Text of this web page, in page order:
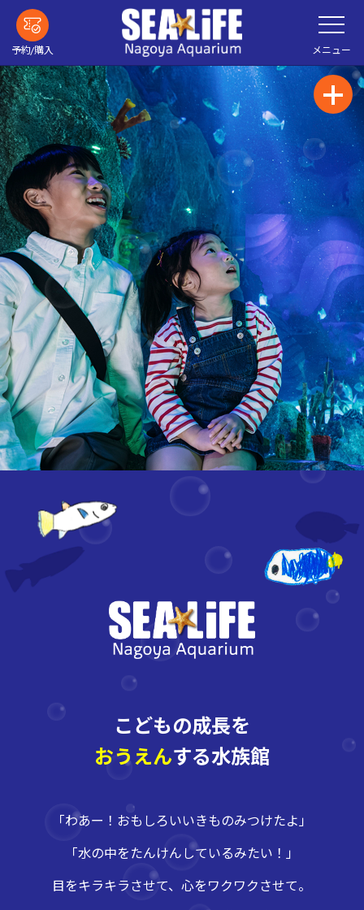
コ
ン
テ
ン
ツ
へ
予約/購入
メ
ニ
ュ
ー
を
開
く
メニュー
フ
水
こどもの成長を
おうえんする水族館
「わあー！おもしろいいきものみつけたよ」
「水の中をたんけんしているみたい！」
目をキラキラさせて、心をワクワクさせて。